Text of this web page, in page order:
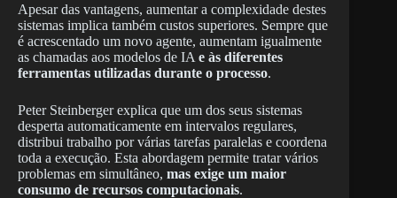
Apesar das vantagens, aumentar a complexidade destes
sistemas implica também custos superiores. Sempre que
é acrescentado um novo agente, aumentam igualmente
as chamadas aos modelos de IA e às diferentes
ferramentas utilizadas durante o processo.
Peter Steinberger explica que um dos seus sistemas
desperta automaticamente em intervalos regulares,
distribui trabalho por várias tarefas paralelas e coordena
toda a execução. Esta abordagem permite tratar vários
problemas em simultâneo, mas exige um maior
consumo de recursos computacionais.